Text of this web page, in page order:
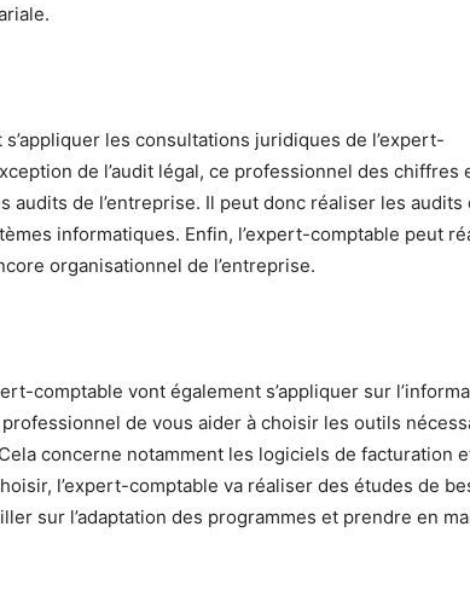
les consultations juridiques de l’expert-
de l’audit légal, ce professionnel des chiffres
audits de l’entreprise. Il peut donc réaliser les audits
informatiques. Enfin, l’expert-comptable peut
organisationnel de l’entreprise.
comptable vont également s’appliquer sur
de vous aider à choisir les outils
concerne notamment les logiciels de facturation
l’expert-comptable va réaliser des études de
sur l’adaptation des programmes et prendre en